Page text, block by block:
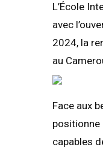
L’École
avec
2024, la
au
Face aux
positionne
capables